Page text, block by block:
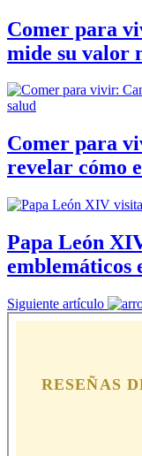
Comer para
mide su valor
Comer para
revelar cómo
Papa León
emblemáticos
Siguiente artículo